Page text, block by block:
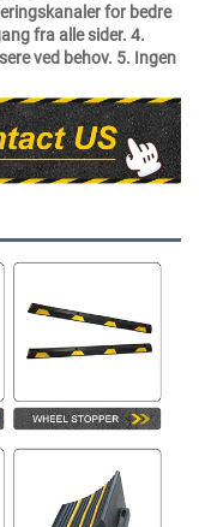
for bedre
fra alle sider. 4.
ved behov. 5. Ingen